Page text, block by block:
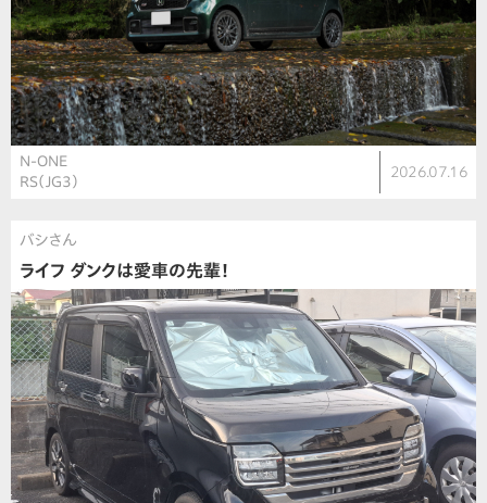
N-ONE
RS（JG3）
2026.07.16
バシさん
ライフ ダンクは愛車の先輩！